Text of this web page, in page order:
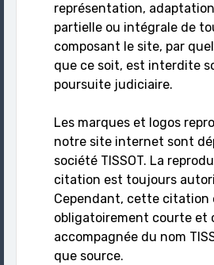
représentation,
partielle ou intégrale de
composant le site, par
que ce soit, est interdite
poursuite judiciaire.
Les marques et logos
notre site internet sont
société TISSOT. La
citation est toujours
Cependant, cette citation
obligatoirement courte et
accompagnée du nom
que source.